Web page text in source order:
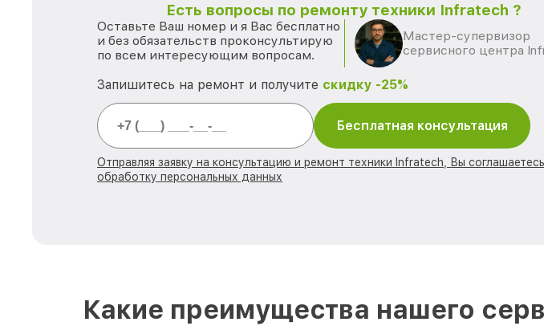
Есть вопросы по ремонту техники Infratech ?
Оставьте Ваш номер и я Вас бесплатно
и без обязательств проконсультирую
по всем интересующим вопросам.
Мастер-супервизор
сервисного центра
Запишитесь на ремонт и получите скидку -25%
Бесплатная консультация
Отправляя заявку на консультацию и ремонт техники Infratech, Вы
обработку персональных данных
Какие преимущества нашего